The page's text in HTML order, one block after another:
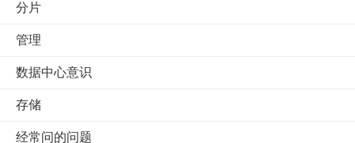
分片
管理
数据中心意识
存储
经常问的问题